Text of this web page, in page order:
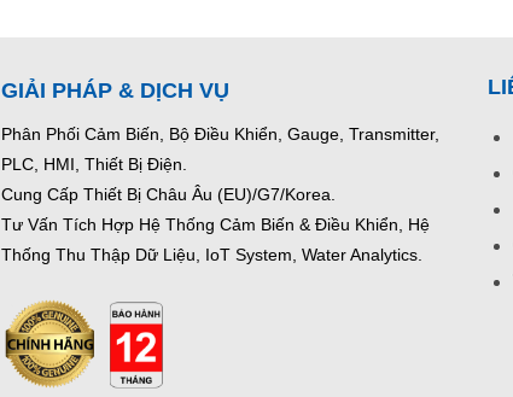
GIẢI PHÁP & DỊCH VỤ
Phân Phối Cảm Biến, Bộ Điều Khiển, Gauge, Transmitter,
PLC, HMI, Thiết Bị Điện.
Cung Cấp Thiết Bị Châu Âu (EU)/G7/Korea.
Tư Vấn Tích Hợp Hệ Thống Cảm Biến & Điều Khiển, Hệ
Thống Thu Thập Dữ Liệu, IoT System, Water Analytics.